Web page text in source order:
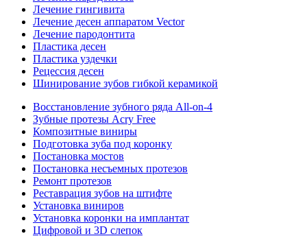
Лечение гингивита
Лечение десен аппаратом Vector
Лечение пародонтита
Пластика десен
Пластика уздечки
Рецессия десен
Шинирование зубов гибкой керамикой
Восстановление зубного ряда All‑on‑4
Зубные протезы Acry Free
Композитные виниры
Подготовка зуба под коронку
Постановка мостов
Постановка несъемных протезов
Ремонт протезов
Реставрация зубов на штифте
Установка виниров
Установка коронки на имплантат
Цифровой и 3D слепок